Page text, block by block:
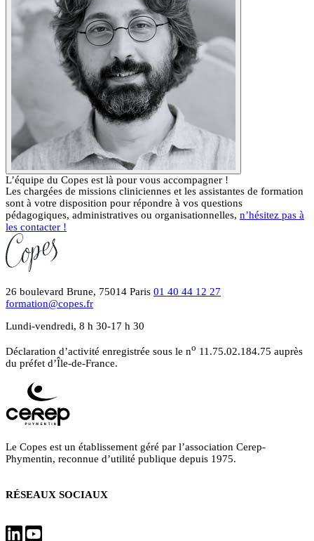
L’équipe du Copes est là pour vous accompagner !
Les chargées de missions cliniciennes et les assistantes de formation
sont à votre disposition pour répondre à vos questions
pédagogiques, administratives ou organisationnelles, n’hésitez pas à
les contacter !
26 boulevard Brune, 75014 Paris 01 40 44 12 27
formation@copes.fr
Lundi-vendredi, 8 h 30-17 h 30
Déclaration d’activité enregistrée sous le no 11.75.02.184.75 auprès
du préfet d’Île-de-France.
Le Copes est un établissement géré par l’association Cerep-
Phymentin, reconnue d’utilité publique depuis 1975.
RÉSEAUX SOCIAUX